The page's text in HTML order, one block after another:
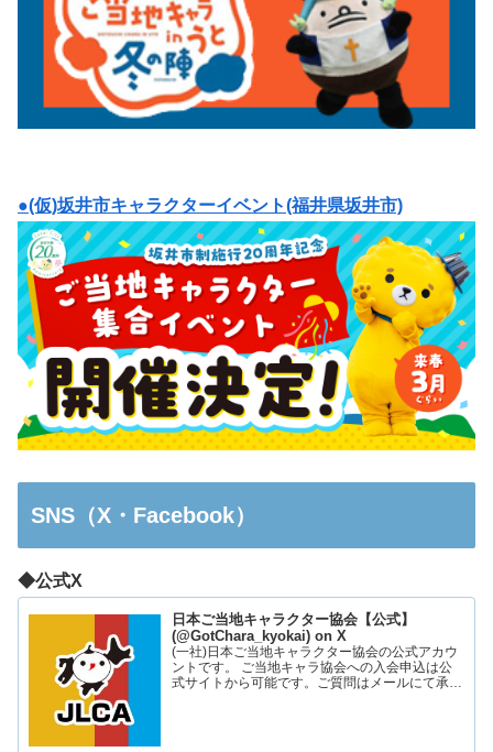
●(仮)坂井市キャラクターイベント(福井県坂井市)
SNS（X・Facebook）
◆公式X
日本ご当地キャラクター協会【公式】
(@GotChara_kyokai) on X
(一社)日本ご当地キャラクター協会の公式アカウ
ントです。 ご当地キャラ協会への入会申込は公
式サイトから可能です。ご質問はメールにて承っ